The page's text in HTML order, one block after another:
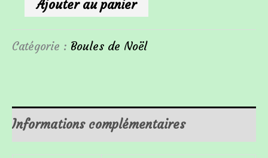
Ajouter au panier
Catégorie : Boules de Noël
Informations complémentaires